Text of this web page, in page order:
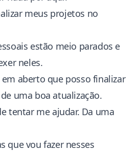
meus projetos no
estão meio parados e
neles.
aberto que posso finalizar
uma boa atualização.
tentar me ajudar. Da uma
que vou fazer nesses